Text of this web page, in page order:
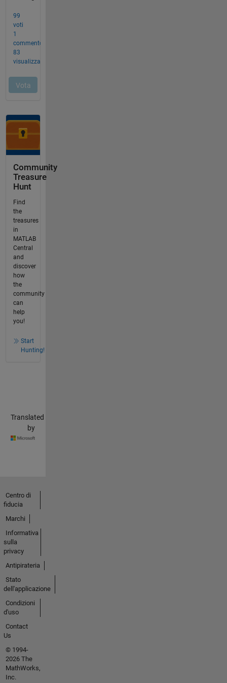
Community
Treasure
Hunt
Find
the
treasures
in
MATLAB
Central
and
discover
how
the
community
can
help
you!
Start
Hunting!
Translated
by
Centro di
fiducia
Marchi
Informativa
sulla
privacy
Antipirateria
Stato
dell'applicazione
Condizioni
d'uso
Contact
Us
© 1994-
2026 The
MathWorks,
Inc.